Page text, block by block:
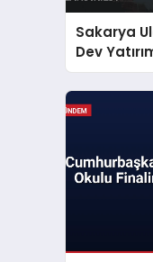
Sakarya
Dev